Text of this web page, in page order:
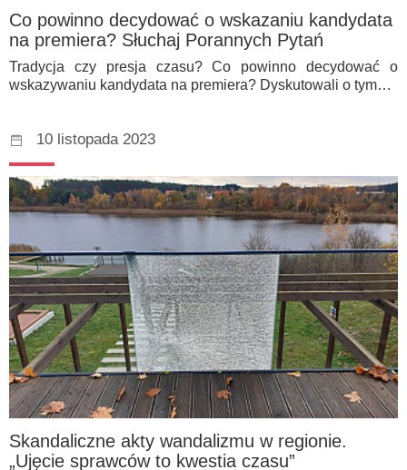
Co powinno decydować o wskazaniu kandydata
na premiera? Słuchaj Porannych Pytań
Tradycja czy presja czasu? Co powinno decydować o
wskazywaniu kandydata na premiera? Dyskutowali o tym…
10 listopada 2023
Skandaliczne akty wandalizmu w regionie.
„Ujęcie sprawców to kwestia czasu”